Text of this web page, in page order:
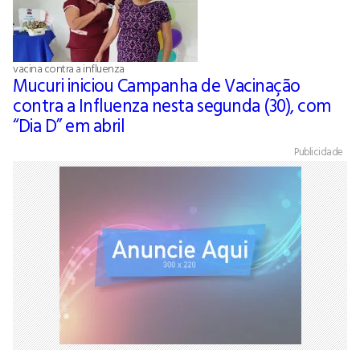
vacina contra a influenza
Mucuri iniciou Campanha de Vacinação
contra a Influenza nesta segunda (30), com
“Dia D” em abril
Publicidade